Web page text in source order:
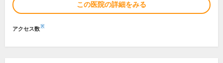
この医院の詳細をみる
アクセス数※